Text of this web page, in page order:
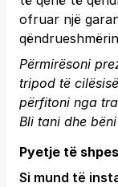
ofruar një
Përmirësoni
tripod të
përfitoni nga
Bli tani dhe
Pyetje të
Si mund të